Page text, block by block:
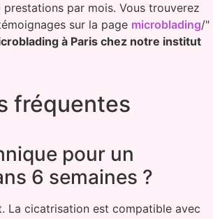
par mois. Vous trouverez
sur la page microblading/"
à Paris chez notre institut
fréquentes
pour un
6 semaines ?
La cicatrisation est compatible avec